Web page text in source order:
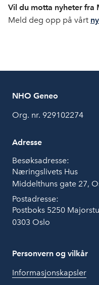
Vil du motta nyheter fra
Meld deg opp på vårt
NHO Geneo
Org. nr. 929102274
Adresse
Besøksadresse:
Næringslivets Hus
Middelthuns gate 27,
Postadresse:
Postboks 5250
0303 Oslo
Personvern og vilkår
Informasjonskapsler